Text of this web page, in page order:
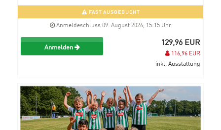
FAST AUSGEBUCHT
Anmeldeschluss 09. August 2026, 15:15 Uhr
Anmelden 129,96 EUR
116,96 EUR
inkl. Ausstattung